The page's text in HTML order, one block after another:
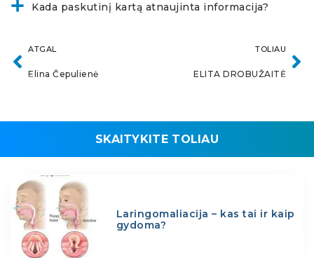
Kada paskutinį kartą atnaujinta informacija?
ATGAL
Elina Čepulienė
TOLIAU
ELITA DROBUŽAITĖ
SKAITYKITE TOLIAU
Laringomaliacija – kas tai ir kaip
gydoma?